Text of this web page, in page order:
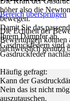
höher also die
bewegen.
Damit Sie das
Ihrem Dämpfer ab.
Gasdruckfedern sind
Gasdruckfeder
Häufig gefragt:
Kann der
Nein das ist nicht
auszutauschen.
Bereich überspringen
Die Echtheit der
Bewertungen können
nachweislich genutzt